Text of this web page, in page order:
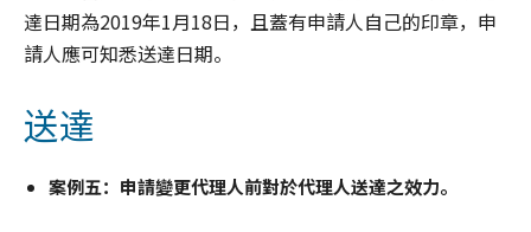
達日期為2019年1月18日，且蓋有申請人自己的印章，申
請人應可知悉送達日期。
送達
案例五：申請變更代理人前對於代理人送達之效力。